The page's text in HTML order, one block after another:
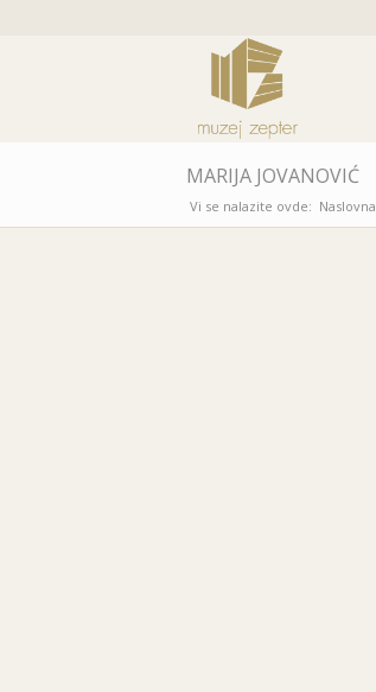
MARIJA JOVANOVIĆ
Vi se nalazite ovde: Naslovna